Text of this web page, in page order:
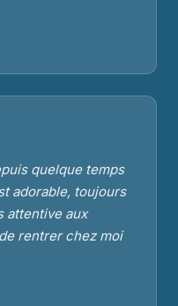
quelque temps
adorable, toujours
attentive aux
rentrer chez moi